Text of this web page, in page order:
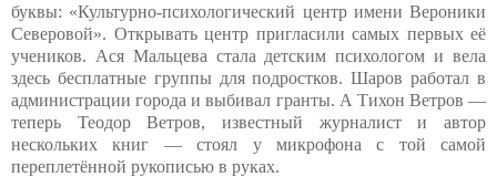
буквы: «Культурно-психологический центр имени Вероники
Северовой». Открывать центр пригласили самых первых её
учеников. Ася Мальцева стала детским психологом и вела
здесь бесплатные группы для подростков. Шаров работал в
администрации города и выбивал гранты. А Тихон Ветров —
теперь Теодор Ветров, известный журналист и автор
нескольких книг — стоял у микрофона с той самой
переплетённой рукописью в руках.